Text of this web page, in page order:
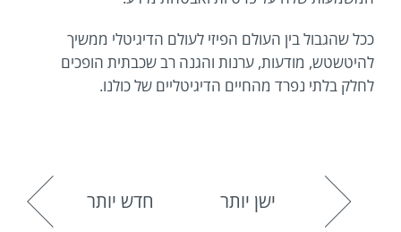
ככל שהגבול בין העולם הפיזי לעולם הדיגיטלי ממשיך
להיטשטש, מודעות, ערנות והגנה רב שכבתית הופכים
לחלק בלתי נפרד מהחיים הדיגיטליים של כולנו.
ישן יותר חדש יותר